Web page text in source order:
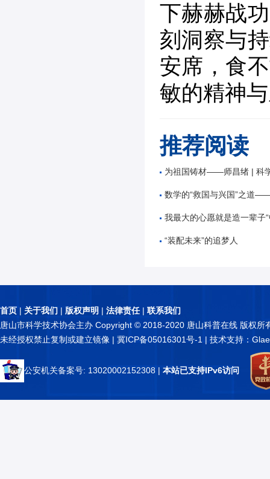
下赫赫战
刻洞察与
安席，食
敏的精神
推荐阅读
为祖国铸材——师昌绪 | 科
数学的“救国与兴国”之道——谷超
我最大的心愿就是造一辈子“中国星”——
“装配未来”的追梦人
首页 | 关于我们 | 版权声明 | 法律责任| 联系我们
唐山市科学技术协会主办 Copyright © 2018-2020 唐山科普在线 版权所
未经授权禁止复制或建立镜像 | 冀ICP备05016301号-1 | 技术支持：
公安机关备案号: 13020002152308 | 本站已支持IPv6访问